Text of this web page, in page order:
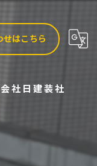
せはこちら
社日建装社